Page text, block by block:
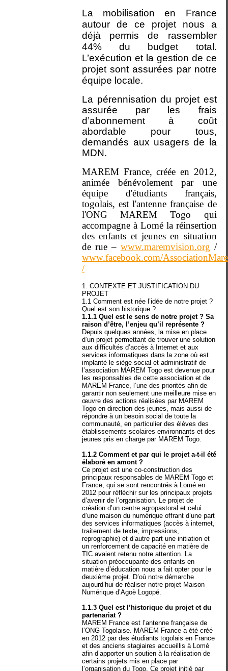
La mobilisation en France
autour de ce projet nous a
déjà permis de rassembler
44% du budget total.
L’exécution et la gestion de ce
projet sont assurées par notre
équipe locale.
La pérennisation du projet est
assurée par les frais
d’abonnement à coût
abordable pour tous,
demandés aux usagers de la
MDN.
MAREM France, créée en 2012,
animée bénévolement par une
équipe d'étudiants français,
togolais, est l'antenne française de
l'ONG MAREM Togo qui
accompagne à Lomé la réinsertion
des enfants et jeunes en situation
de rue – www.maremvision.org /
www.facebook.com/
/
1. CONTEXTE ET JUSTIFICATION DU
PROJET
1.1 Comment est née l’idée de notre projet ?
Quel est son historique ?
1.1.1 Quel est le sens de notre projet ? Sa
raison d’être, l’enjeu qu’il représente ?
Depuis quelques années, la mise en place
d’un projet permettant de trouver une solution
aux difficultés d’accès à Internet et aux
services informatiques dans la zone où est
implanté le siège social et administratif de
l’association MAREM Togo est devenue pour
les responsables de cette association et de
MAREM France, l’une des priorités afin de
garantir non seulement une meilleure mise en
œuvre des actions réalisées par MAREM
Togo en direction des jeunes, mais aussi de
répondre à un besoin social de toute la
communauté, en particulier des élèves des
établissements scolaires environnants et des
jeunes pris en charge par MAREM Togo.
1.1.2 Comment et par qui le projet a-t-il été
élaboré en amont ?
Ce projet est une co-construction des
principaux responsables de MAREM Togo et
France, qui se sont rencontrés à Lomé en
2012 pour réfléchir sur les principaux projets
d’avenir de l’organisation. Le projet de
création d’un centre agropastoral et celui
d’une maison du numérique offrant d’une part
des services informatiques (accès à internet,
traitement de texte, impressions,
reprographie) et d’autre part une initiation et
un renforcement de capacité en matière de
TIC avaient retenu notre attention. La
situation préoccupante des enfants en
matière d’éducation nous a fait opter pour le
deuxième projet. D’où notre démarche
aujourd’hui de réaliser notre projet Maison
Numérique d’Agoè Logopé.
1.1.3 Quel est l’historique du projet et du
partenariat ?
MAREM France est l’antenne française de
l’ONG Togolaise. MAREM France a été créé
en 2012 par des étudiants togolais en France
et des anciens stagiaires accueillis à Lomé
afin d’apporter un soutien à la réalisation de
certains projets mis en place par
l’organisation du Togo. Ce projet initié par